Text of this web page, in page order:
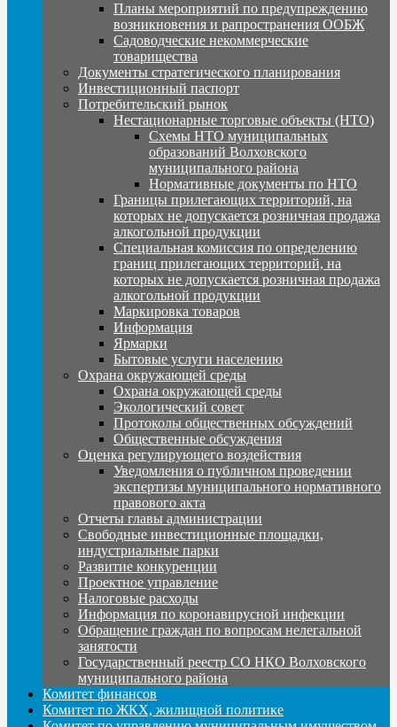
Планы мероприятий по предупреждению
возникновения и рапространения ООБЖ
Садоводческие некоммерческие
товарищества
Документы стратегического планирования
Инвестиционный паспорт
Потребительский рынок
Нестационарные торговые объекты (НТО)
Схемы НТО муниципальных
образований Волховского
муниципального района
Нормативные документы по НТО
Границы прилегающих территорий, на
которых не допускается розничная продажа
алкогольной продукции
Специальная комиссия по определению
границ прилегающих территорий, на
которых не допускается розничная продажа
алкогольной продукции
Маркировка товаров
Информация
Ярмарки
Бытовые услуги населению
Охрана окружающей среды
Охрана окружающей среды
Экологический совет
Протоколы общественных обсуждений
Общественные обсуждения
Оценка регулирующего воздействия
Уведомления о публичном проведении
экспертизы муниципального нормативного
правового акта
Отчеты главы администрации
Свободные инвестиционные площадки,
индустриальные парки
Развитие конкуренции
Проектное управление
Налоговые расходы
Информация по коронавирусной инфекции
Обращение граждан по вопросам нелегальной
занятости
Государственный реестр СО НКО Волховского
муниципального района
Комитет финансов
Комитет по ЖКХ, жилищной политике